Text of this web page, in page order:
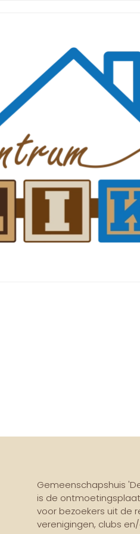
Gemeenschapshuis
is de
voor bezoekers uit de
verenigingen, clubs